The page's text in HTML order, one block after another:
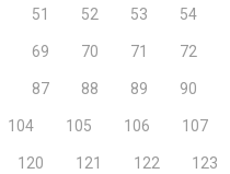
51 52 53 54
69 70 71 72
87 88 89 90
104 105 106 107
120 121 122 123